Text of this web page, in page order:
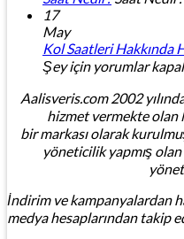
17
May
Kol Saatleri Hakkında
Şey içinyorumlar
Aalisveris.com 2002
hizmet vermekte
bir markası olarak
yöneticilik yapmış
İndirim ve kampanyalardan
medya hesaplarından takip